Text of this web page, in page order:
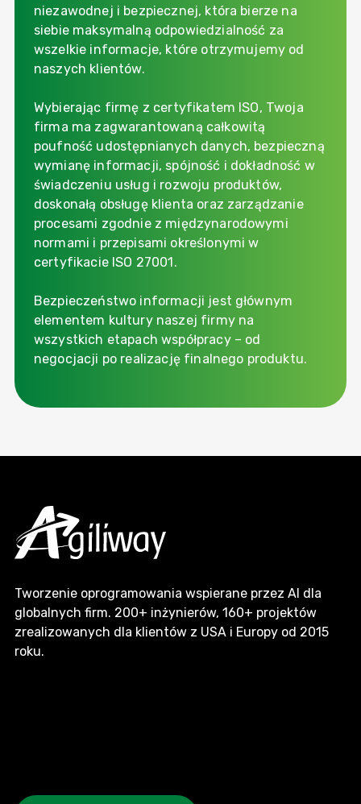
niezawodnej i bezpiecznej, która bierze na
siebie maksymalną odpowiedzialność za
wszelkie informacje, które otrzymujemy od
naszych klientów.
Wybierając firmę z certyfikatem ISO, Twoja
firma ma zagwarantowaną całkowitą
poufność udostępnianych danych, bezpieczną
wymianę informacji, spójność i dokładność w
świadczeniu usług i rozwoju produktów,
doskonałą obsługę klienta oraz zarządzanie
procesami zgodnie z międzynarodowymi
normami i przepisami określonymi w
certyfikacie ISO 27001.
Bezpieczeństwo informacji jest głównym
elementem kultury naszej firmy na
wszystkich etapach współpracy – od
negocjacji po realizację finalnego produktu.
Tworzenie oprogramowania wspierane przez AI dla
globalnych firm. 200+ inżynierów, 160+ projektów
zrealizowanych dla klientów z USA i Europy od 2015
roku.